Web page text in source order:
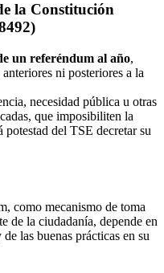
la Constitución
un referéndum al año,
ni posteriores a la
necesidad pública u otras
que imposibiliten la
del TSE decretar su
como mecanismo de toma
de la ciudadanía, depende en
las buenas prácticas en su